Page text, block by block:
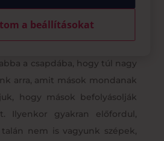
a csapdába, hogy túl nagy
arra, amit mások mondanak
hogy mások befolyásolják
Ilyenkor gyakran előfordul,
nem is vagyunk szépek,
a beállításokat